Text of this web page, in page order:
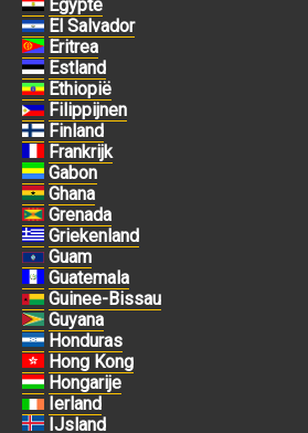
Egypte
El Salvador
Eritrea
Estland
Ethiopië
Filippijnen
Finland
Frankrijk
Gabon
Ghana
Grenada
Griekenland
Guam
Guatemala
Guinee-Bissau
Guyana
Honduras
Hong Kong
Hongarije
Ierland
IJsland